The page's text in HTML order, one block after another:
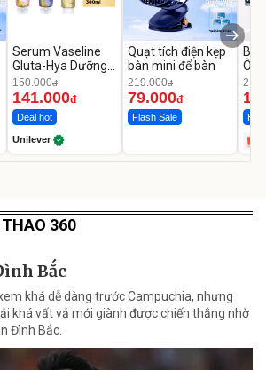
Serum Vaseline
Gluta-Hya Dưỡng
Da Sáng Mịn Sau 7
Ngày
150.000đ
141.000đ
Deal hot
Unilever
Quạt tích điện kẹp
bàn mini để bàn
219.000đ
79.000đ
Flash Sale
Ô
Hot
360
Bắc
khá dễ dàng trước Campuchia, nhưng
khá vất vả mới giành được chiến thắng nhờ
Đình Bắc.